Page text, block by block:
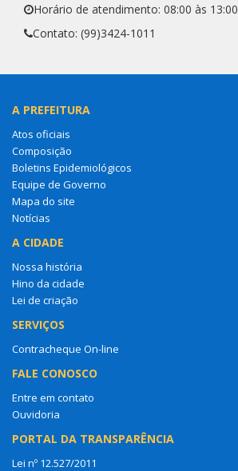
Horário de atendimento: 08:00 às 13:00
Contato: (99)3424-1011
A PREFEITURA
Atos oficiais
Composição
Boletins Epidemiológicos
Equipe de Governo
Mapa do site
Notícias
A CIDADE
Nossa história
Hino da cidade
Lei de criação
SERVIÇOS
Contracheque On-line
FALE CONOSCO
Entre em contato
Ouvidoria
PORTAL DA TRANSPARÊNCIA
Lei nº 12.527/2011